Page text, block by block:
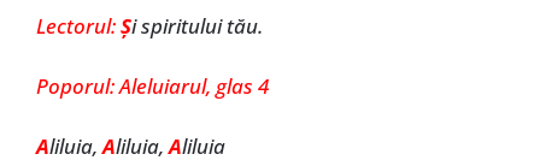
Lectorul:Și spiritului tău.
Poporul:Aleluiarul, glas 4
Aliluia,Aliluia,Aliluia